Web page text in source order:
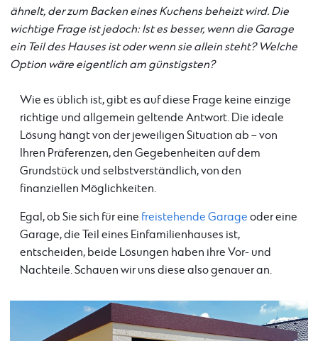
ähnelt, der zum Backen eines Kuchens beheizt wird. Die
wichtige Frage ist jedoch: Ist es besser, wenn die Garage
ein Teil des Hauses ist oder wenn sie allein steht? Welche
Option wäre eigentlich am günstigsten?
Wie es üblich ist, gibt es auf diese Frage keine einzige
richtige und allgemein geltende Antwort. Die ideale
Lösung hängt von der jeweiligen Situation ab – von
Ihren Präferenzen, den Gegebenheiten auf dem
Grundstück und selbstverständlich, von den
finanziellen Möglichkeiten.
Egal, ob Sie sich für eine freistehende Garage oder eine
Garage, die Teil eines Einfamilienhauses ist,
entscheiden, beide Lösungen haben ihre Vor- und
Nachteile. Schauen wir uns diese also genauer an.